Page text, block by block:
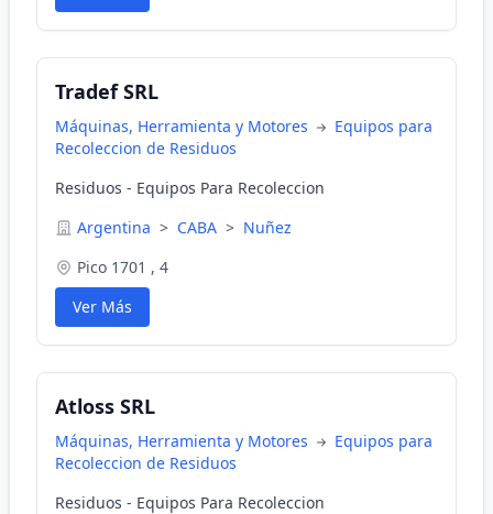
Tradef SRL
Máquinas, Herramienta y Motores
Equipos para
Recoleccion de Residuos
Residuos - Equipos Para Recoleccion
Argentina > CABA > Nuñez
Pico 1701 , 4
Ver Más
Atloss SRL
Máquinas, Herramienta y Motores
Equipos para
Recoleccion de Residuos
Residuos - Equipos Para Recoleccion